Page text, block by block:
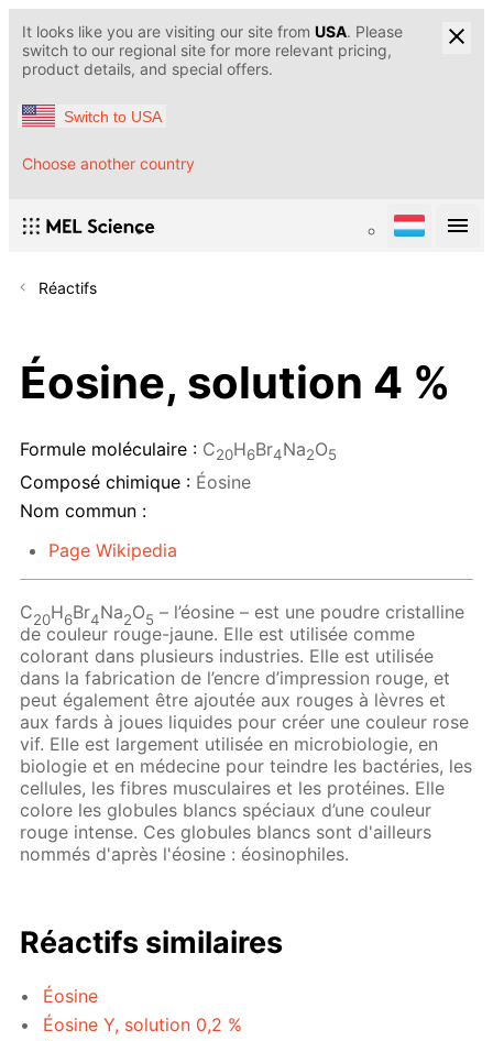
It looks like you are visiting our site from USA. Please
switch to our regional site for more relevant pricing,
product details, and special offers.
Switch to USA
Choose another country
Réactifs
Éosine, solution 4 %
Formule moléculaire : C20H6Br4Na2O5
Composé chimique : Éosine
Nom commun :
Page Wikipedia
C20H6Br4Na2O5 – l’éosine – est une poudre cristalline
de couleur rouge-jaune. Elle est utilisée comme
colorant dans plusieurs industries. Elle est utilisée
dans la fabrication de l’encre d’impression rouge, et
peut également être ajoutée aux rouges à lèvres et
aux fards à joues liquides pour créer une couleur rose
vif. Elle est largement utilisée en microbiologie, en
biologie et en médecine pour teindre les bactéries, les
cellules, les fibres musculaires et les protéines. Elle
colore les globules blancs spéciaux d’une couleur
rouge intense. Ces globules blancs sont d'ailleurs
nommés d'après l'éosine : éosinophiles.
Réactifs similaires
Éosine
Éosine Y, solution 0,2 %